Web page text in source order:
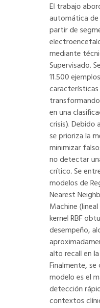
El trabajo
automática de
partir de
mediante
Supervisado.
11.500
en una
crisis). Debido
se prioriza la
minimizar
no detectar
crítico. Se
modelos de
Nearest
Machine
kernel RBF
desempeño,
alto recall en
Finalmente,
modelo es el
detección
contextos